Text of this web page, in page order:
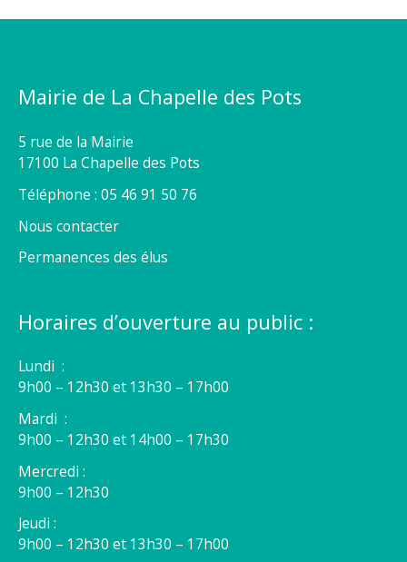
Mairie de La Chapelle des Pots
5 rue de la Mairie
17100 La Chapelle des Pots
Téléphone : 05 46 91 50 76
Nous contacter
Permanences des élus
Horaires d’ouverture au public :
Lundi :
9h00 – 12h30 et 13h30 – 17h00
Mardi :
9h00 – 12h30 et 14h00 – 17h30
Mercredi :
9h00 – 12h30
Jeudi :
9h00 – 12h30 et 13h30 – 17h00